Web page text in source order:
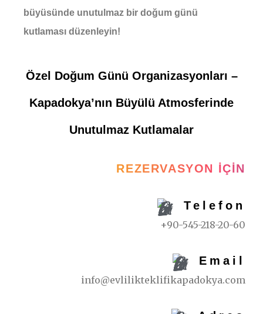
büyüsünde unutulmaz bir doğum günü
kutlaması düzenleyin!
Özel Doğum Günü Organizasyonları –
Kapadokya’nın Büyülü Atmosferinde
Unutulmaz Kutlamalar
REZERVASYON İÇIN
Telefon
+90-545-218-20-60
Email
info@evlilikteklifikapadokya.com